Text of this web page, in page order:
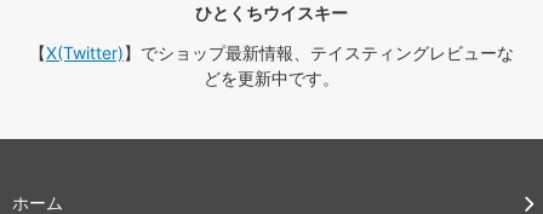
ひとくちウイスキー
【X(Twitter)】でショップ最新情報、テイスティングレビューな
どを更新中です。
ホーム